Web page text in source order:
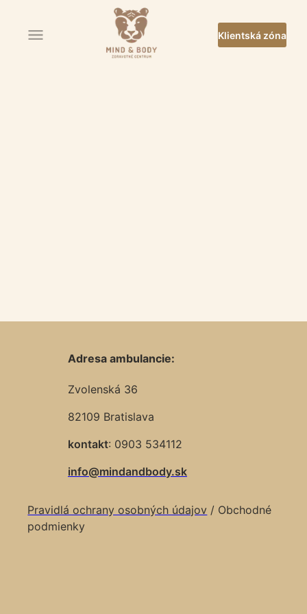
Klientská zóna
Adresa ambulancie:
Zvolenská 36
82109 Bratislava
kontakt: 0903 534112
info@mindandbody.sk
Pravidlá ochrany osobných údajov / Obchodné
podmienky